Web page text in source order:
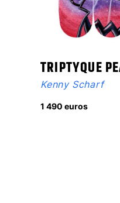
TRIPTYQUE
Kenny Scharf
1 490 euros